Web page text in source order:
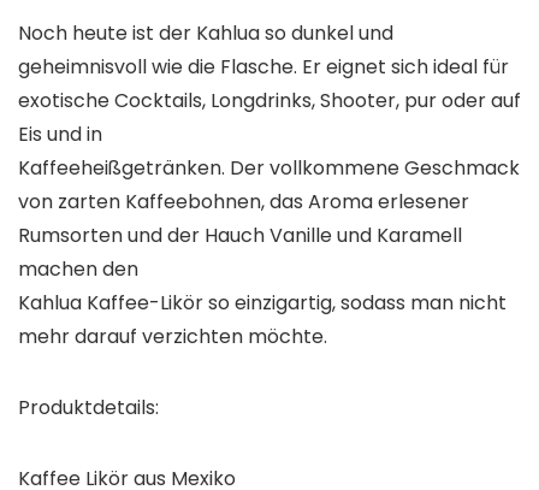
Noch heute ist der Kahlua so dunkel und
geheimnisvoll wie die Flasche. Er eignet sich ideal für
exotische Cocktails, Longdrinks, Shooter, pur oder auf
Eis und in
Kaffeeheißgetränken. Der vollkommene Geschmack
von zarten Kaffeebohnen, das Aroma erlesener
Rumsorten und der Hauch Vanille und Karamell
machen den
Kahlua Kaffee-Likör so einzigartig, sodass man nicht
mehr darauf verzichten möchte.
Produktdetails:
Kaffee Likör aus Mexiko